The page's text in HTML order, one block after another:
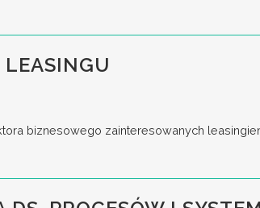
biznesowego zainteresowanych